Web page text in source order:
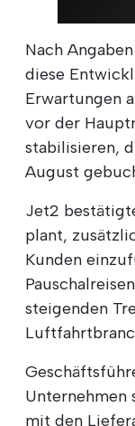
Nach
diese
Erwartungen
vor der
stabilisieren,
August
Jet2
plant,
Kunden
steigenden
Unternehmen
mit den